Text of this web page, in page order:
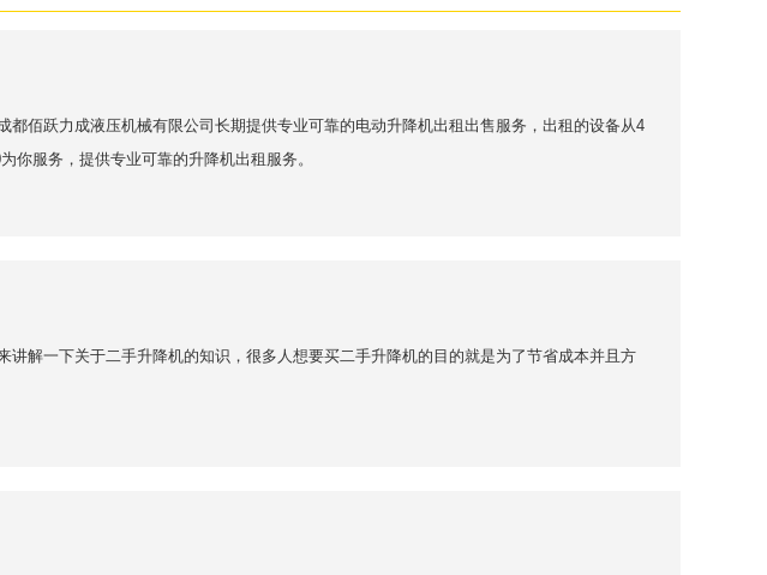
都佰跃力成液压机械有限公司长期提供专业可靠的电动升降机出租出售服务，出租的设备从4
你服务，提供专业可靠的升降机出租服务。
讲解一下关于二手升降机的知识，很多人想要买二手升降机的目的就是为了节省成本并且方